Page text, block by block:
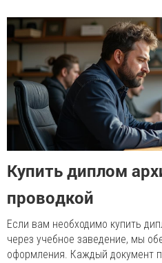
Купить диплом
проводкой
Если вам необходимо купить
через учебное заведение, мы
оформления. Каждый документ